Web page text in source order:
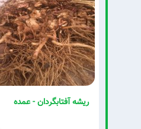
ریشه آفتابگردان - عمده